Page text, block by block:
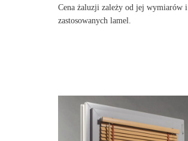
Cena żaluzji zależy od jej wymiarów i
zastosowanych lamel.